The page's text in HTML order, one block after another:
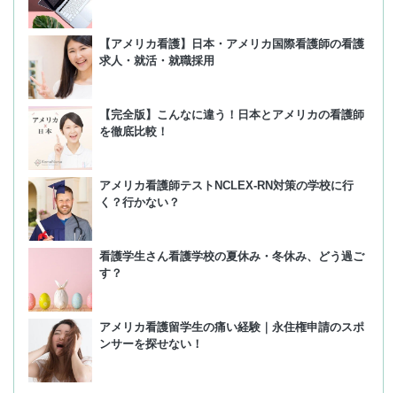
【アメリカ看護】日本・アメリカ国際看護師の看護
求人・就活・就職採用
【完全版】こんなに違う！日本とアメリカの看護師
を徹底比較！
アメリカ看護師テストNCLEX-RN対策の学校に行
く？行かない？
看護学生さん看護学校の夏休み・冬休み、どう過ご
す？
アメリカ看護留学生の痛い経験｜永住権申請のスポ
ンサーを探せない！